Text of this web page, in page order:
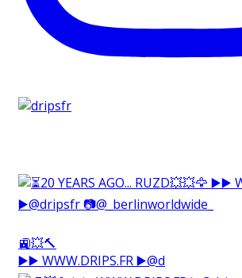
🚉💥🔨⁠
▶️▶️ WWW.DRIPS.FR ▶️@d